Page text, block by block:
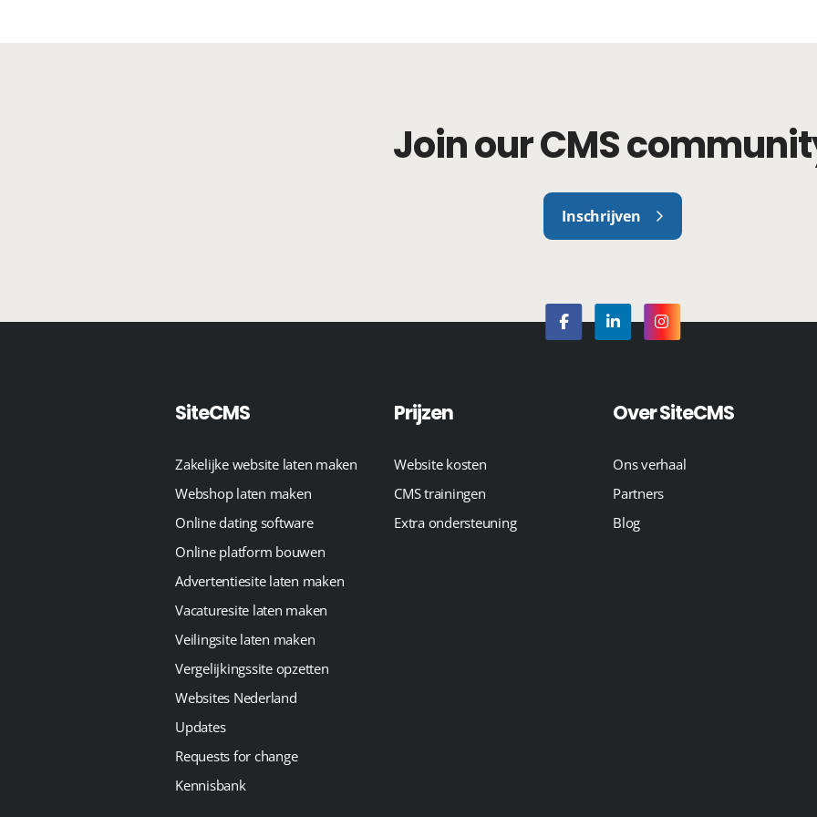
Join our CMS
Inschrijven
SiteCMS
Zakelijke website laten maken
Webshop laten maken
Online dating software
Online platform bouwen
Advertentiesite laten maken
Vacaturesite laten maken
Veilingsite laten maken
Vergelijkingssite opzetten
Websites Nederland
Updates
Requests for change
Kennisbank
Prijzen
Website kosten
CMS trainingen
Extra ondersteuning
Over SiteCMS
Ons verhaal
Partners
Blog